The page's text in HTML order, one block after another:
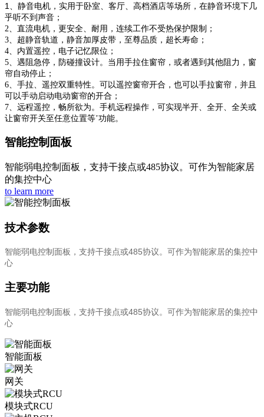
1、静音电机，实用于卧室、客厅、高档酒店等场所，在静音环境下几
乎听不到声音；
2、直流电机，更安全、耐用，连续工作不受热保护限制；
3、超静音轨道，静音加厚皮带，至尊品质，超长寿命；
4、内置遥控，电子记忆限位；
5、遇阻急停，防碰撞设计。当用手拉住窗帘，或者遇到其他阻力，窗
帘自动停止；
6、手拉、遥控双重特性。可以遥控窗帘开合，也可以手拉窗帘，并且
可以手动启动电动窗帘的开合；
7、远程遥控，畅所欲为。手机远程操作，可实现半开、全开、全关或
让窗帘开关至任意位置等’功能。
智能控制面板
智能弱电控制面板，支持干接点或485协议。可作为智能家居
的集控中心
to learn more
技术参数
智能弱电控制面板，支持干接点或485协议。可作为智能家居的集控中
心
主要功能
智能弱电控制面板，支持干接点或485协议。可作为智能家居的集控中
心
智能面板
网关
模块式RCU